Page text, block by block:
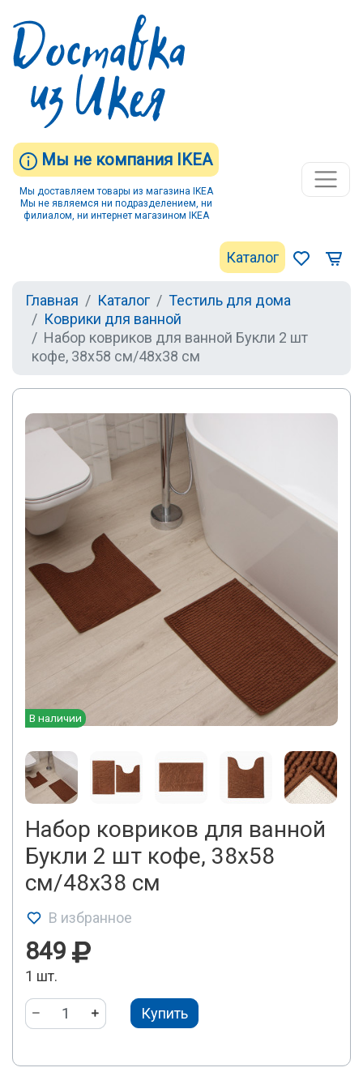
Мы не компания IKEA
Мы доставляем товары из магазина IKEA
Мы не являемся ни подразделением, ни
филиалом, ни интернет магазином IKEA
Каталог
Главная Каталог
Тестиль для дома
Коврики для ванной
Набор ковриков для ванной Букли 2 шт
кофе, 38х58 см/48х38 см
В наличии
Набор ковриков для ванной
Букли 2 шт кофе, 38х58
см/48х38 см
В избранное
849
1 шт.
Купить